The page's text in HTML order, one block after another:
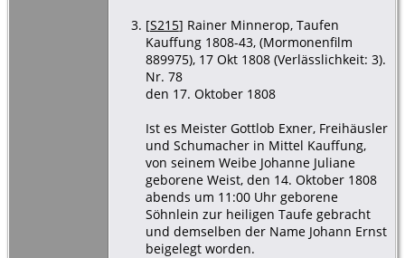
[S215] Rainer Minnerop, Taufen
Kauffung 1808-43, (Mormonenfilm
889975), 17 Okt 1808 (Verlässlichkeit: 3).
Nr. 78
den 17. Oktober 1808
Ist es Meister Gottlob Exner, Freihäusler
und Schumacher in Mittel Kauffung,
von seinem Weibe Johanne Juliane
geborene Weist, den 14. Oktober 1808
abends um 11:00 Uhr geborene
Söhnlein zur heiligen Taufe gebracht
und demselben der Name Johann Ernst
beigelegt worden.